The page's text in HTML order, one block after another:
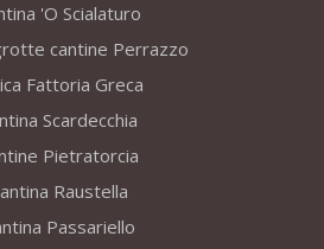
'O Scialaturo
cantine Perrazzo
Fattoria Greca
Scardecchia
Pietratorcia
Raustella
Passariello